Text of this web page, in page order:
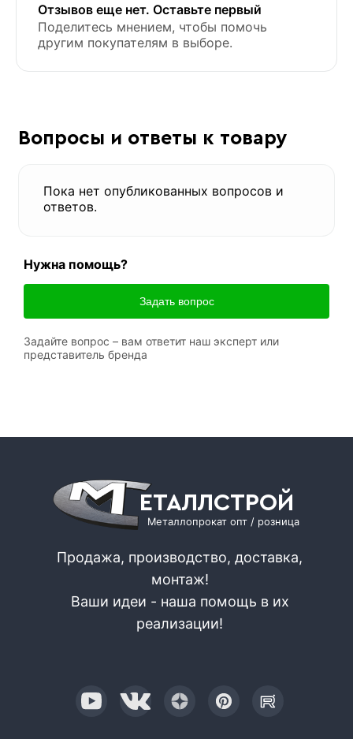
Отзывов еще нет. Оставьте первый
Поделитесь мнением, чтобы помочь
другим покупателям в выборе.
Вопросы и ответы к товару
Пока нет опубликованных вопросов и
ответов.
Нужна помощь?
Задать вопрос
Задайте вопрос – вам ответит наш эксперт или
представитель бренда
ЕТАЛЛСТРОЙ
Металлопрокат опт / розница
Продажа, производство, доставка,
монтаж!
Ваши идеи - наша помощь в их
реализации!